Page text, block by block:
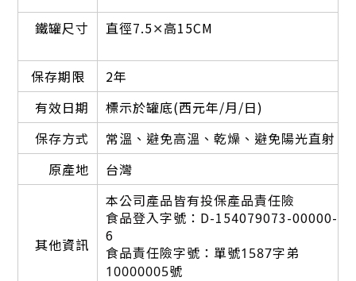
鐵罐尺寸 直徑7.5✕高15CM
保存期限
2年
有效日期
標示於罐底(西元年/月/日)
保存方式
常溫、避免高溫、乾燥、避免陽光直射
原產地
台灣
其他資訊
本公司產品皆有投保產品責任險
食品登入字號：D-154079073-00000-
6
食品責任險字號：單號1587字弟
10000005號